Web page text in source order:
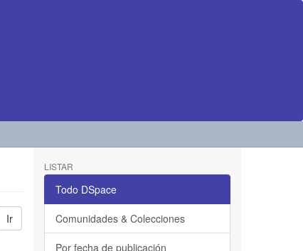
Ir
LISTAR
Todo DSpace
Comunidades & Colecciones
Por fecha de publicación